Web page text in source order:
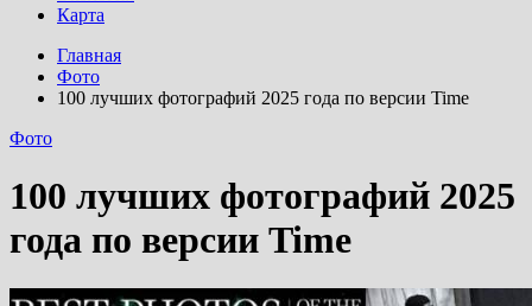
Карта
Главная
Фото
100 лучших фотографий 2025 года по версии Time
Фото
100 лучших фотографий 2025
года по версии Time